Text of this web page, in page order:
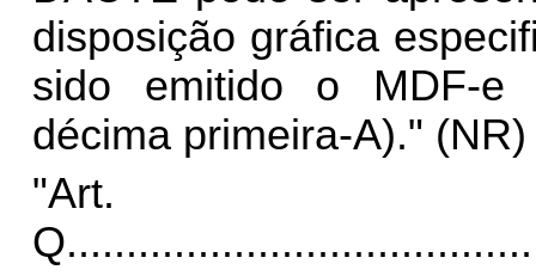
disposição gráfica
sido emitido o MDF-e
décima primeira-A)." (NR)
Q.